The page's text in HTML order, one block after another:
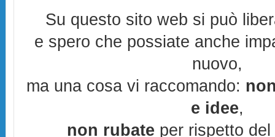
Su questo sito web si può
e spero che possiate anche
nuovo,
ma una cosa vi raccomando:
e idee,
non rubate per rispetto